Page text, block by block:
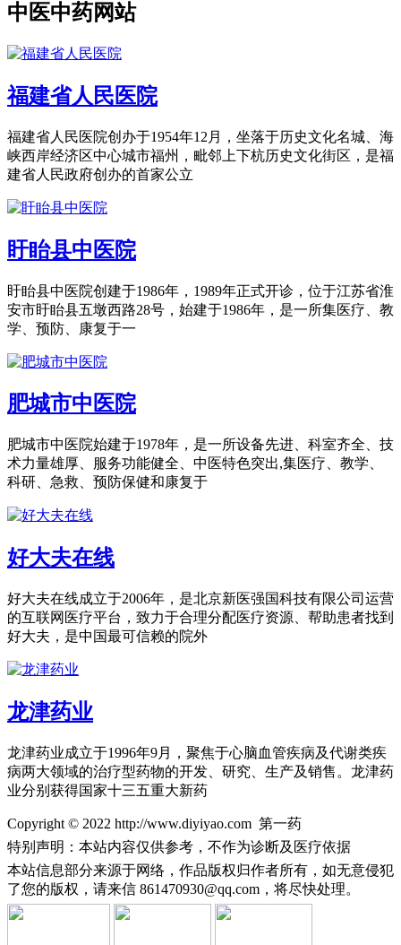
中医中药网站
福建省人民医院
福建省人民医院创办于1954年12月，坐落于历史文化名城、海
峡西岸经济区中心城市福州，毗邻上下杭历史文化街区，是福
建省人民政府创办的首家公立
盱眙县中医院
盱眙县中医院创建于1986年，1989年正式开诊，位于江苏省淮
安市盱眙县五墩西路28号，始建于1986年，是一所集医疗、教
学、预防、康复于一
肥城市中医院
肥城市中医院始建于1978年，是一所设备先进、科室齐全、技
术力量雄厚、服务功能健全、中医特色突出,集医疗、教学、
科研、急救、预防保健和康复于
好大夫在线
好大夫在线成立于2006年，是北京新医强国科技有限公司运营
的互联网医疗平台，致力于合理分配医疗资源、帮助患者找到
好大夫，是中国最可信赖的院外
龙津药业
龙津药业成立于1996年9月，聚焦于心脑血管疾病及代谢类疾
病两大领域的治疗型药物的开发、研究、生产及销售。龙津药
业分别获得国家十三五重大新药
Copyright © 2022 http://www.diyiyao.com 第一药
特别声明：本站内容仅供参考，不作为诊断及医疗依据
本站信息部分来源于网络，作品版权归作者所有，如无意侵犯
了您的版权，请来信 861470930@qq.com，将尽快处理。